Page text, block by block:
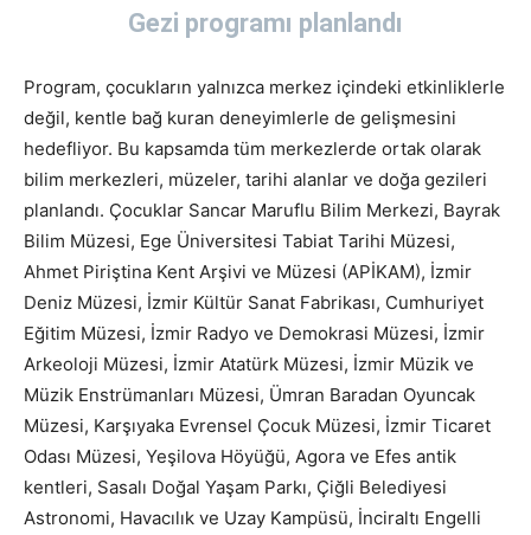
Gezi programı planlandı
Program, çocukların yalnızca merkez içindeki etkinliklerle
değil, kentle bağ kuran deneyimlerle de gelişmesini
hedefliyor. Bu kapsamda tüm merkezlerde ortak olarak
bilim merkezleri, müzeler, tarihi alanlar ve doğa gezileri
planlandı. Çocuklar Sancar Maruflu Bilim Merkezi, Bayrak
Bilim Müzesi, Ege Üniversitesi Tabiat Tarihi Müzesi,
Ahmet Piriştina Kent Arşivi ve Müzesi (APİKAM), İzmir
Deniz Müzesi, İzmir Kültür Sanat Fabrikası, Cumhuriyet
Eğitim Müzesi, İzmir Radyo ve Demokrasi Müzesi, İzmir
Arkeoloji Müzesi, İzmir Atatürk Müzesi, İzmir Müzik ve
Müzik Enstrümanları Müzesi, Ümran Baradan Oyuncak
Müzesi, Karşıyaka Evrensel Çocuk Müzesi, İzmir Ticaret
Odası Müzesi, Yeşilova Höyüğü, Agora ve Efes antik
kentleri, Sasalı Doğal Yaşam Parkı, Çiğli Belediyesi
Astronomi, Havacılık ve Uzay Kampüsü, İnciraltı Engelli